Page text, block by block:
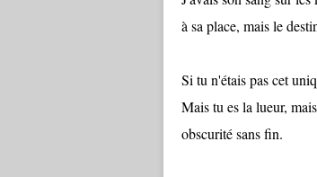
à sa place, mais le
Si tu n'étais pas cet
Mais tu es la lueur,
obscurité sans fin.